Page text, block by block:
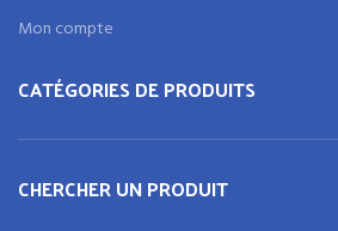
Mon compte
CATÉGORIES DE PRODUITS
CHERCHER UN PRODUIT